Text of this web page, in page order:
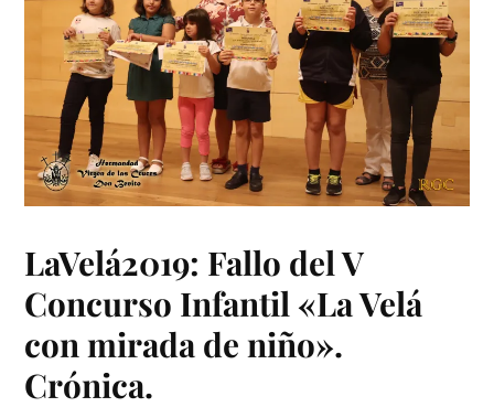
LaVelá2019: Fallo del V
Concurso Infantil «La Velá
con mirada de niño».
Crónica.